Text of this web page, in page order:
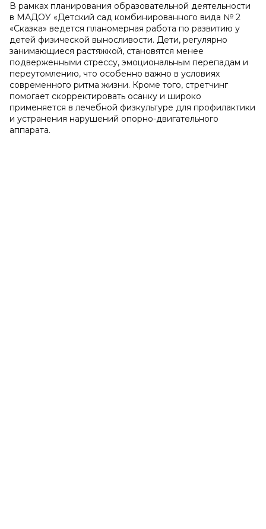
В рамках планирования образовательной деятельности
в МАДОУ «Детский сад комбинированного вида № 2
«Сказка» ведется планомерная работа по развитию у
детей физической выносливости. Дети, регулярно
занимающиеся растяжкой, становятся менее
подверженными стрессу, эмоциональным перепадам и
переутомлению, что особенно важно в условиях
современного ритма жизни. Кроме того, стретчинг
помогает скорректировать осанку и широко
применяется в лечебной физкультуре для профилактики
и устранения нарушений опорно-двигательного
аппарата.